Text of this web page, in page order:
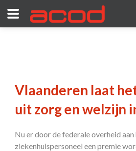
Vlaanderen laat
uit zorg en welzijn
Nu er door de federale overheid aan
ziekenhuispersoneel een premie